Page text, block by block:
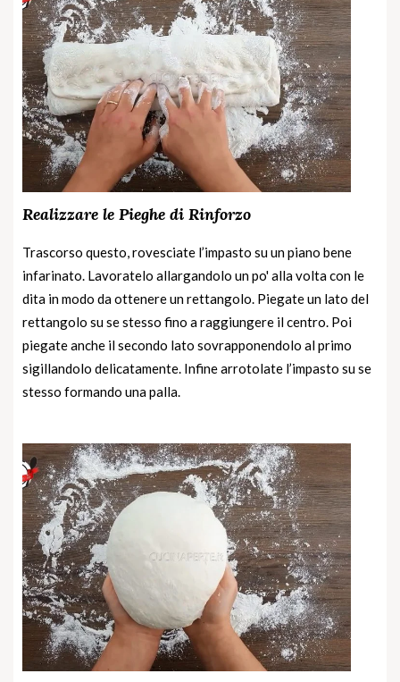
Realizzare le Pieghe di Rinforzo
Trascorso questo, rovesciate l’impasto su un piano bene
infarinato. Lavoratelo allargandolo un po' alla volta con le
dita in modo da ottenere un rettangolo. Piegate un lato del
rettangolo su se stesso fino a raggiungere il centro. Poi
piegate anche il secondo lato sovrapponendolo al primo
sigillandolo delicatamente. Infine arrotolate l’impasto su se
stesso formando una palla.